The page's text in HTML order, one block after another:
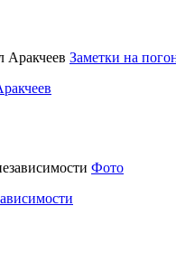
Заметки на
Фото